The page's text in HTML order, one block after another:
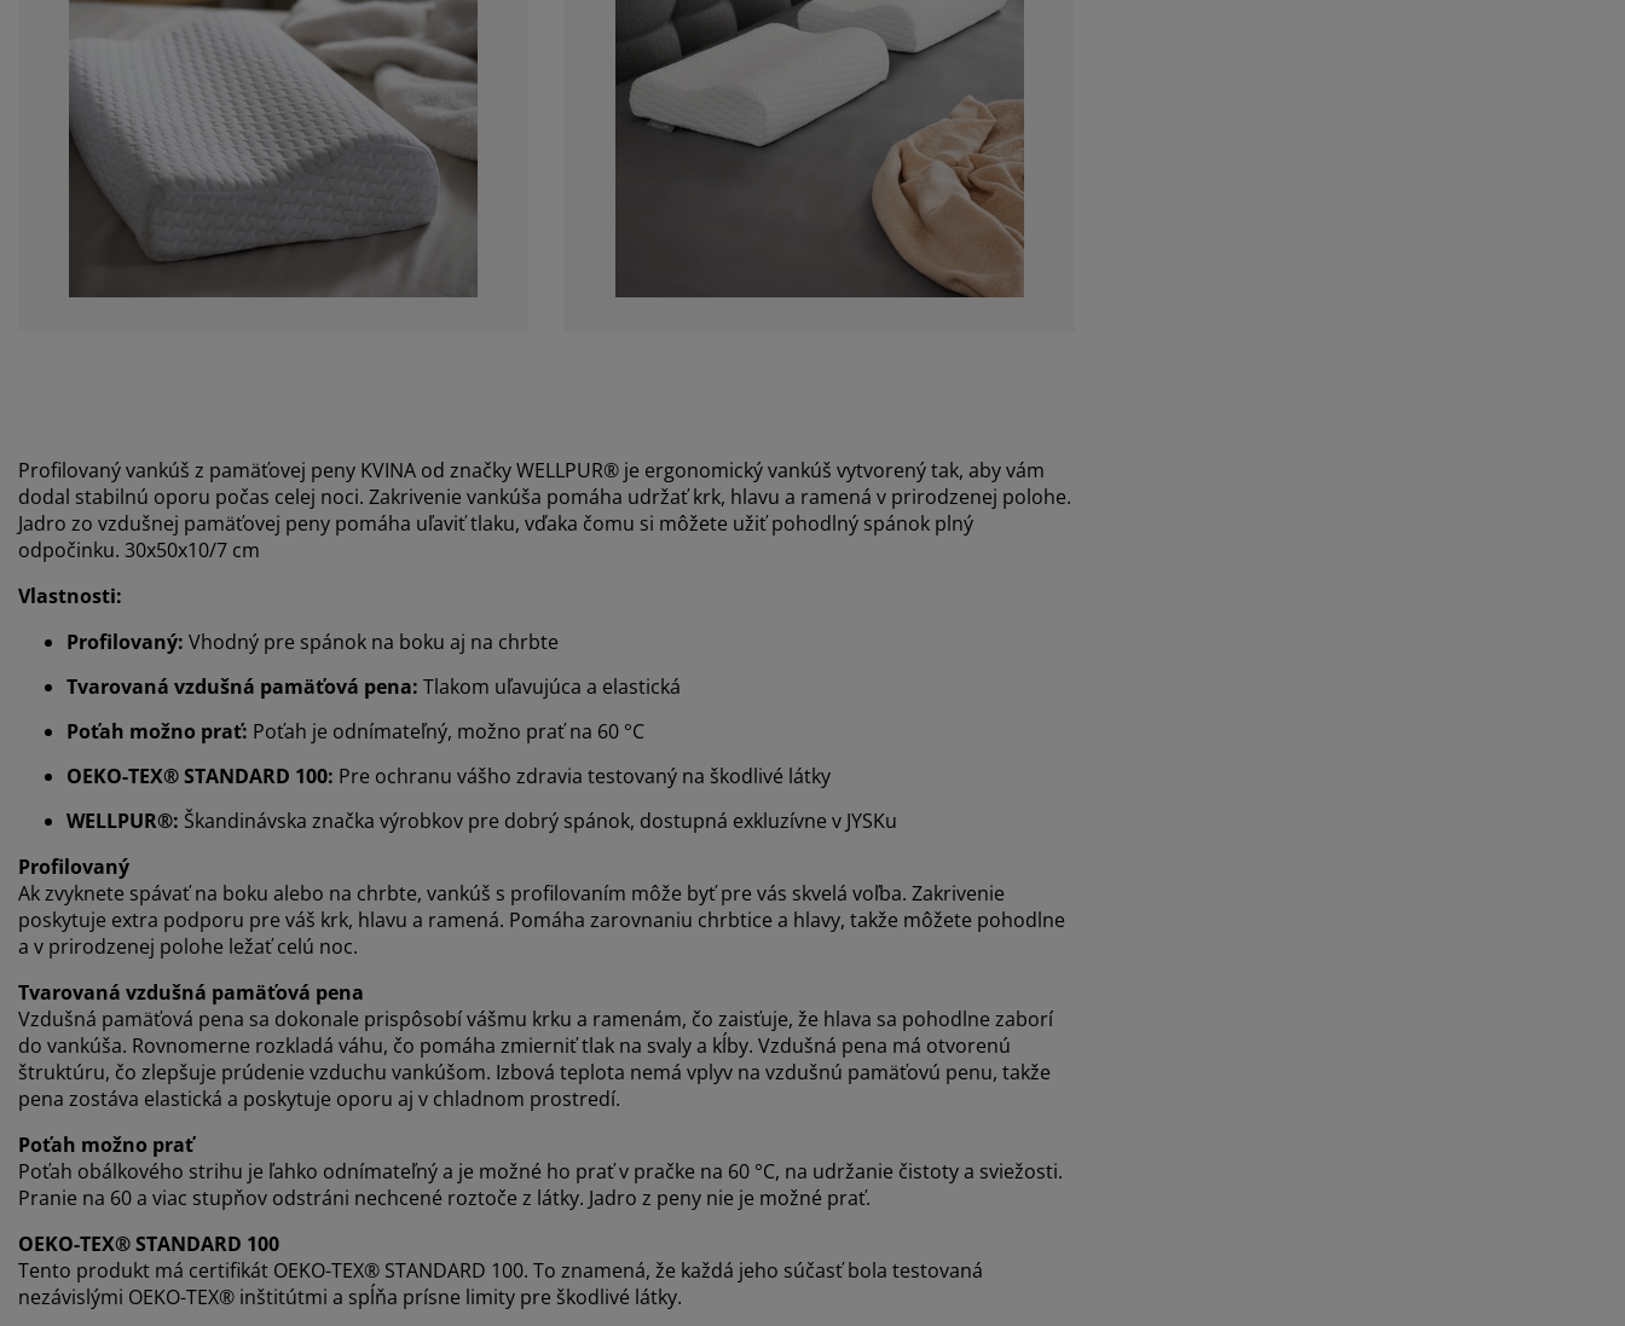
Profilovaný vankúš z pamäťovej peny KVINA od značky WELLPUR® je ergonomický vankúš vytvorený tak, aby vám
dodal stabilnú oporu počas celej noci. Zakrivenie vankúša pomáha udržať krk, hlavu a ramená v prirodzenej polohe.
Jadro zo vzdušnej pamäťovej peny pomáha uľaviť tlaku, vďaka čomu si môžete užiť pohodlný spánok plný
odpočinku. 30x50x10/7 cm
Vlastnosti:
Profilovaný: Vhodný pre spánok na boku aj na chrbte
Tvarovaná vzdušná pamäťová pena: Tlakom uľavujúca a elastická
Poťah možno prať: Poťah je odnímateľný, možno prať na 60 °C
OEKO-TEX® STANDARD 100: Pre ochranu vášho zdravia testovaný na škodlivé látky
WELLPUR®: Škandinávska značka výrobkov pre dobrý spánok, dostupná exkluzívne v JYSKu
Profilovaný
Ak zvyknete spávať na boku alebo na chrbte, vankúš s profilovaním môže byť pre vás skvelá voľba. Zakrivenie
poskytuje extra podporu pre váš krk, hlavu a ramená. Pomáha zarovnaniu chrbtice a hlavy, takže môžete pohodlne
a v prirodzenej polohe ležať celú noc.
Tvarovaná vzdušná pamäťová pena
Vzdušná pamäťová pena sa dokonale prispôsobí vášmu krku a ramenám, čo zaisťuje, že hlava sa pohodlne zaborí
do vankúša. Rovnomerne rozkladá váhu, čo pomáha zmierniť tlak na svaly a kĺby. Vzdušná pena má otvorenú
štruktúru, čo zlepšuje prúdenie vzduchu vankúšom. Izbová teplota nemá vplyv na vzdušnú pamäťovú penu, takže
pena zostáva elastická a poskytuje oporu aj v chladnom prostredí.
Poťah možno prať
Poťah obálkového strihu je ľahko odnímateľný a je možné ho prať v pračke na 60 °C, na udržanie čistoty a sviežosti.
Pranie na 60 a viac stupňov odstráni nechcené roztoče z látky. Jadro z peny nie je možné prať.
OEKO-TEX® STANDARD 100
Tento produkt má certifikát OEKO-TEX® STANDARD 100. To znamená, že každá jeho súčasť bola testovaná
nezávislými OEKO-TEX® inštitútmi a spĺňa prísne limity pre škodlivé látky.